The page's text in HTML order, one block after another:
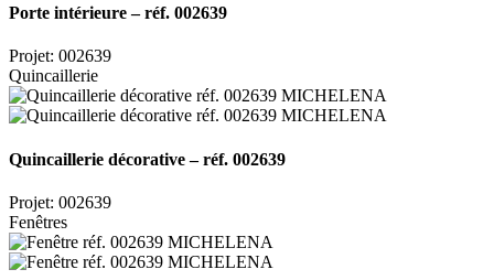
Porte intérieure – réf. 002639
Projet: 002639
Quincaillerie
Quincaillerie décorative – réf. 002639
Projet: 002639
Fenêtres